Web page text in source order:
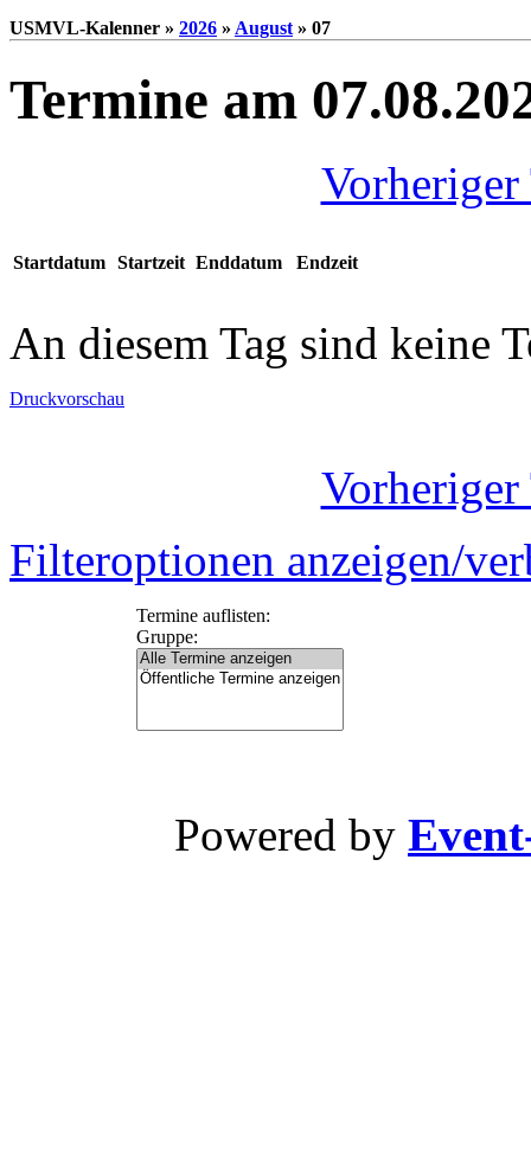
USMVL-Kalenner » 2026 » August » 07
Termine am
Vorheriger
Startdatum Startzeit Enddatum Endzeit
An diesem Tag sind keine
Druckvorschau
Vorheriger
Filteroptionen anzeigen/
Termine auflisten:
Gruppe:
Powered by